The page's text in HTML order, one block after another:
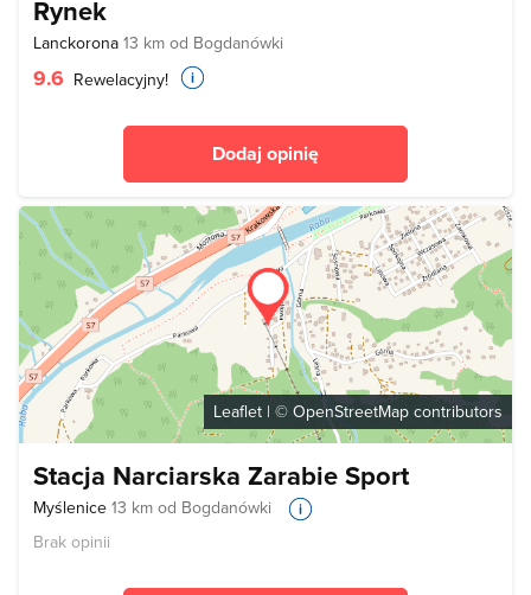
Rynek
Lanckorona 13 km od Bogdanówki
9.6 Rewelacyjny!
Dodaj opinię
Leaflet | © OpenStreetMap contributors
Stacja Narciarska Zarabie Sport
Myślenice 13 km od Bogdanówki
Brak opinii